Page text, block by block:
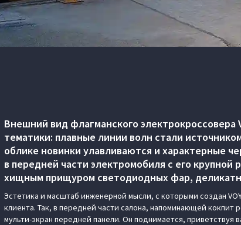
Внешний вид флагманского электрокроссовера
тематики: плавные линии волн стали
облике новинки улавливаются и характерные
в передней части электромобиля с его
хищным прищуром светодиодных фар,
Эстетика и масштаб инженерной мысли, с которыми создан
клиента. Так, в передней части салона, напоминающей
мульти-экран передней панели. Он поднимается, приветствуя